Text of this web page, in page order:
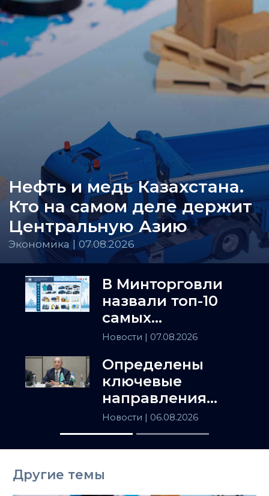
Нефть и медь Казахстана.
Кто на самом деле держит
Центральную Азию
Экономика | 07.08.2026
В Минторговли
назвали топ-10
самых
популярных
Казахстане
Новости | 07.08.2026
Определены
ключевые
направления
сотрудничества
Астаны и
Ташкента
Новости | 06.08.2026
Другие темы